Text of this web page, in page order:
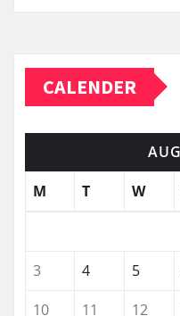
CALENDER
M
T W
3
4 5
10
11 12